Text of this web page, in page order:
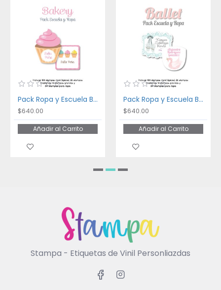
Pack Ropa y Escuela Bakery
$640.00
Añadir al Carrito
Pack Ropa y Escuela Ballet
$640.00
Añadir al Carrito
Stampa - Etiquetas de Vinil Personliazdas